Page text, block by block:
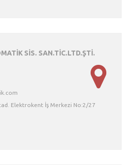
SİS. SAN.TİC.LTD.ŞTİ.
Elektrokent İş Merkezi No:2/27